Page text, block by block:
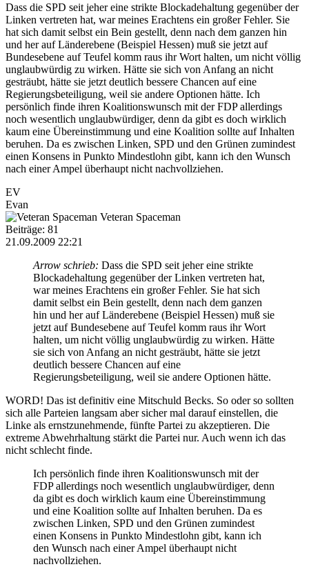
Dass die SPD seit jeher eine strikte Blockadehaltung gegenüber der
Linken vertreten hat, war meines Erachtens ein großer Fehler. Sie
hat sich damit selbst ein Bein gestellt, denn nach dem ganzen hin
und her auf Länderebene (Beispiel Hessen) muß sie jetzt auf
Bundesebene auf Teufel komm raus ihr Wort halten, um nicht völlig
unglaubwürdig zu wirken. Hätte sie sich von Anfang an nicht
gesträubt, hätte sie jetzt deutlich bessere Chancen auf eine
Regierungsbeteiligung, weil sie andere Optionen hätte. Ich
persönlich finde ihren Koalitionswunsch mit der FDP allerdings
noch wesentlich unglaubwürdiger, denn da gibt es doch wirklich
kaum eine Übereinstimmung und eine Koalition sollte auf Inhalten
beruhen. Da es zwischen Linken, SPD und den Grünen zumindest
einen Konsens in Punkto Mindestlohn gibt, kann ich den Wunsch
nach einer Ampel überhaupt nicht nachvollziehen.
EV
Evan
Veteran Spaceman
Beiträge: 81
21.09.2009 22:21
Arrow schrieb: Dass die SPD seit jeher eine strikte
Blockadehaltung gegenüber der Linken vertreten hat,
war meines Erachtens ein großer Fehler. Sie hat sich
damit selbst ein Bein gestellt, denn nach dem ganzen
hin und her auf Länderebene (Beispiel Hessen) muß sie
jetzt auf Bundesebene auf Teufel komm raus ihr Wort
halten, um nicht völlig unglaubwürdig zu wirken. Hätte
sie sich von Anfang an nicht gesträubt, hätte sie jetzt
deutlich bessere Chancen auf eine
Regierungsbeteiligung, weil sie andere Optionen hätte.
WORD! Das ist definitiv eine Mitschuld Becks. So oder so sollten
sich alle Parteien langsam aber sicher mal darauf einstellen, die
Linke als ernstzunehmende, fünfte Partei zu akzeptieren. Die
extreme Abwehrhaltung stärkt die Partei nur. Auch wenn ich das
nicht schlecht finde.
Ich persönlich finde ihren Koalitionswunsch mit der
FDP allerdings noch wesentlich unglaubwürdiger, denn
da gibt es doch wirklich kaum eine Übereinstimmung
und eine Koalition sollte auf Inhalten beruhen. Da es
zwischen Linken, SPD und den Grünen zumindest
einen Konsens in Punkto Mindestlohn gibt, kann ich
den Wunsch nach einer Ampel überhaupt nicht
nachvollziehen.